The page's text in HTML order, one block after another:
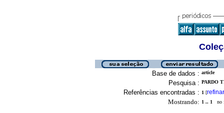
Base de dados : article
Pesquisa : PARDO
Referências encontradas : 1 [refinar
Mostrando: 1 .. 1 no